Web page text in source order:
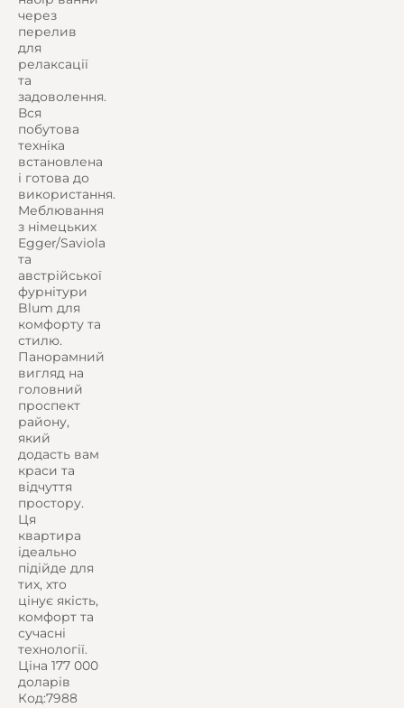
через
перелив
для
релаксації
та
задоволення.
Вся
побутова
техніка
встановлена
і готова до
використання.
Меблювання
з німецьких
Egger/Saviola
та
австрійської
фурнітури
Blum для
комфорту та
стилю.
Панорамний
вигляд на
головний
проспект
району,
який
додасть вам
краси та
відчуття
простору.
Ця
квартира
ідеально
підійде для
тих, хто
цінує якість,
комфорт та
сучасні
технології.
Ціна 177 000
доларів
Код:7988